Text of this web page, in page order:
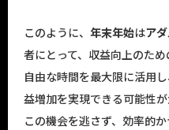
このように、 年末年始はア
者にとって、収益向上のため
自由な時間を最大限に活用
益増加を実現できる可能性が
この機会を逃さず、効率的